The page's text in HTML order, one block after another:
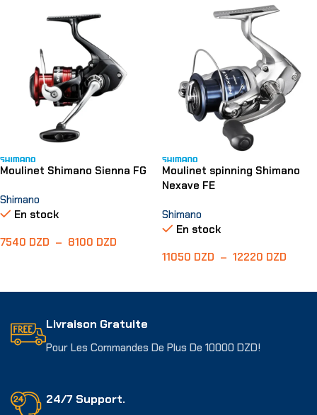
Moulinet Shimano Sienna FG
Shimano
En stock
7540 DZD – 8100 DZD
Moulinet spinning Shimano
Nexave FE
Shimano
En stock
11050 DZD – 12220 DZD
Livraison Gratuite
Pour Les Commandes De Plus De 10000 DZD!
24/7 Support.